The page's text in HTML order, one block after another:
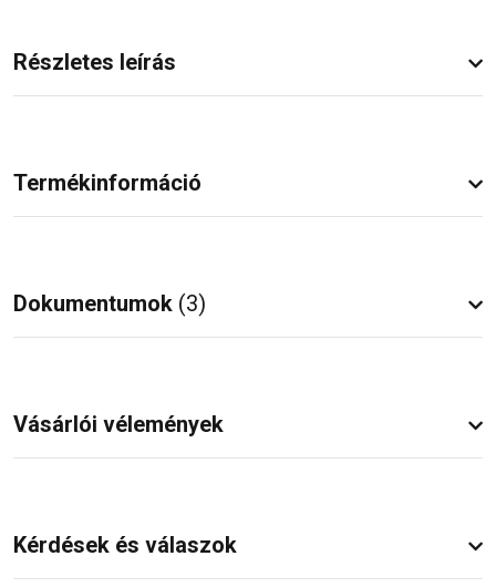
Részletes leírás
Termékinformáció
Dokumentumok (3)
Vásárlói vélemények
Kérdések és válaszok